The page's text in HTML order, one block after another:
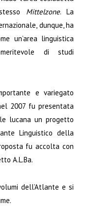
Mittelzone. La
dunque, ha
un’area linguistica
di studi
e variegato
2007 fu presentata
lucana un progetto
Linguistico della
fu accolta con
A.L.Ba.
dell’Atlante e si